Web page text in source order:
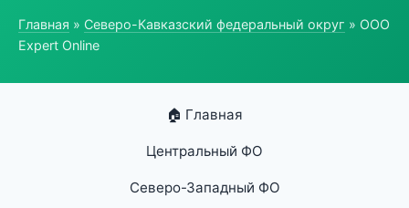
Главная » Северо-Кавказский федеральный округ » ООО
Expert Online
🏠 Главная
Центральный ФО
Северо-Западный ФО